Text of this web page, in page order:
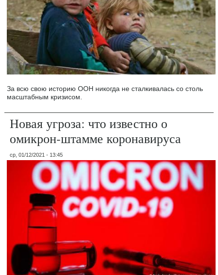
За всю свою историю ООН никогда не сталкивалась со столь
масштабным кризисом.
Новая угроза: что известно о
омикрон-штамме коронавируса
ср, 01/12/2021 - 13:45